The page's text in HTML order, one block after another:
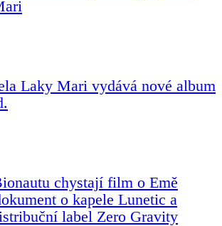
Laky Mari vydává nové album
chystají film o Emě
o kapele Lunetic a
label Zero Gravity